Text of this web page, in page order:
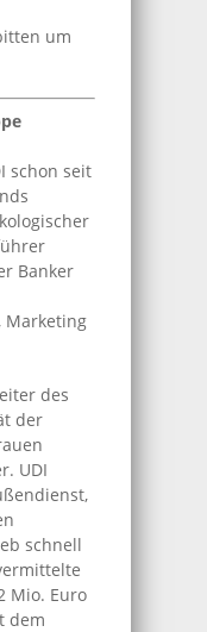
um
schon seit
Banker
Marketing
des
der
UDI
schnell
Mio. Euro
dem